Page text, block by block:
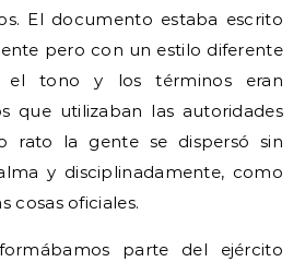
El documento estaba escrito
pero con un estilo diferente
el tono y los términos eran
que utilizaban las autoridades
rato la gente se dispersó sin
y disciplinadamente, como
cosas oficiales.
parte del ejército